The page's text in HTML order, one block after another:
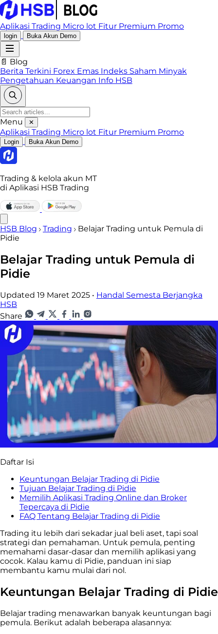
Aplikasi Trading Micro lot Fitur Premium Promo
login Buka Akun Demo
📄 Blog
Berita Terkini Forex Emas Indeks Saham Minyak
Pengetahuan Keuangan Info HSB
Menu ✕
Aplikasi Trading Micro lot Fitur Premium Promo
Login Buka Akun Demo
Trading & kelola akun MT
di Aplikasi HSB Trading
HSB Blog Trading
Belajar Trading untuk Pemula di
Pidie
Belajar Trading untuk Pemula di
Pidie
Updated 19 Maret 2025 • Handal Semesta Berjangka
HSB
Share
Daftar Isi
Keuntungan Belajar Trading di Pidie
Tujuan Belajar Trading di Pidie
Memilih Aplikasi Trading Online dan Broker
Tepercaya di Pidie
FAQ Tentang Belajar Trading di Pidie
Trading itu lebih dari sekadar jual beli aset, tapi soal
strategi dan pemahaman. Untuk pemula, penting
memahami dasar-dasar dan memilih aplikasi yang
cocok. Kalau kamu di Pidie, panduan ini siap
membantu kamu mulai dari nol.
Keuntungan Belajar Trading di Pidie
Belajar trading menawarkan banyak keuntungan bagi
pemula. Berikut adalah beberapa alasannya: